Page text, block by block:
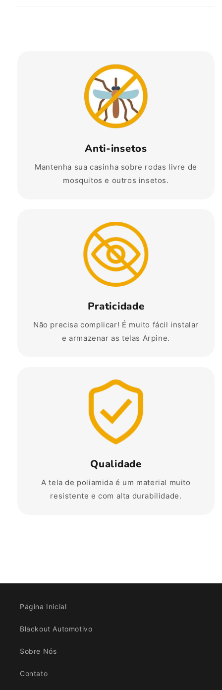
Anti-insetos
Mantenha sua casinha sobre rodas livre de
mosquitos e outros insetos.
Praticidade
Não precisa complicar! É muito fácil instalar
e armazenar as telas Arpine.
Qualidade
A tela de poliamida é um material muito
resistente e com alta durabilidade.
Página Inicial
Blackout Automotivo
Sobre Nós
Contato